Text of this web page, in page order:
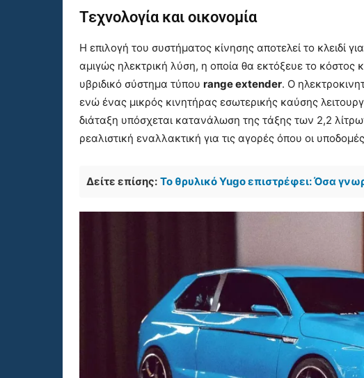
Τεχνολογία και οικονομία
Η επιλογή του συστήματος κίνησης αποτελεί το κλειδί
αμιγώς ηλεκτρική λύση, η οποία θα εκτόξευε το
υβριδικό σύστημα τύπου range extender. Ο
ενώ ένας μικρός κινητήρας εσωτερικής καύσης
διάταξη υπόσχεται κατανάλωση της τάξης των 2,2
ρεαλιστική εναλλακτική για τις αγορές όπου οι
Δείτε επίσης: Το θρυλικό Yugo επιστρέφει: Όσα